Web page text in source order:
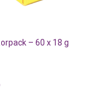
– 60 x 18 g